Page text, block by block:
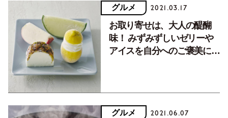
グルメ 2021.03.17
お取り寄せは、大人の醍醐
味！ みずみずしいゼリーや
アイスを自分へのご褒美にい
グルメ 2021.06.07